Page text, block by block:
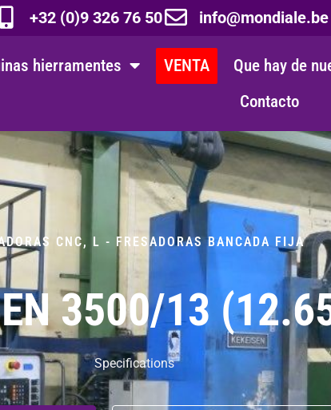
+32 (0)9 326 76 50 info@mondiale.be
hierramentes VENTA Que hay de
Contacto
CNC, L - FRESADORAS BANCADA FIJA
3500/13
Specifications